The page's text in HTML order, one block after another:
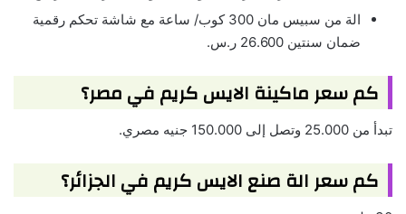
الة من سبيس مان 300 كوب/ ساعة مع شاشة تحكم رقمية
ضمان سنتين 26.600 ر.س.
كم سعر ماكينة الايس كريم في مصر؟
تبدأ من 25.000 وتصل إلى 150.000 جنيه مصري.
كم سعر الة صنع الايس كريم في الجزائر؟